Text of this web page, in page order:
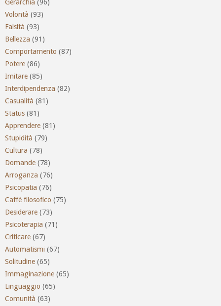
Gerarchia (96)
Volontà (93)
Falsità (93)
Bellezza (91)
Comportamento (87)
Potere (86)
Imitare (85)
Interdipendenza (82)
Casualità (81)
Status (81)
Apprendere (81)
Stupidità (79)
Cultura (78)
Domande (78)
Arroganza (76)
Psicopatia (76)
Caffè filosofico (75)
Desiderare (73)
Psicoterapia (71)
Criticare (67)
Automatismi (67)
Solitudine (65)
Immaginazione (65)
Linguaggio (65)
Comunità (63)